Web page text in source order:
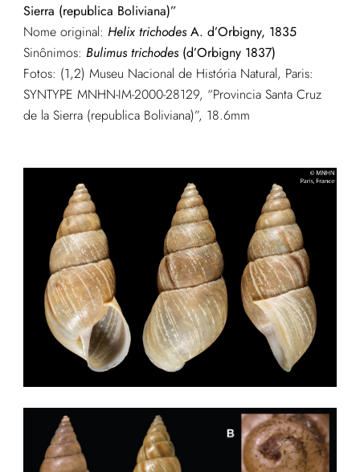
Sierra (republica Boliviana)”
Nome original: Helix trichodesA. d’Orbigny, 1835
Sinônimos: Bulimus trichodes (d’Orbigny 1837)
Fotos: (1,2) Museu Nacional de História Natural, Paris:
SYNTYPE MNHN-IM-2000-28129, “Provincia Santa Cruz
de la Sierra (republica Boliviana)”, 18.6mm